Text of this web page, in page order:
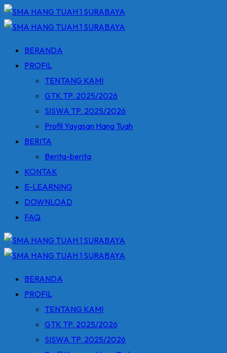
Skip
to
BERANDA
PROFIL
TENTANG KAMI
GTK TP. 2025/2026
SISWA TP. 2025/2026
Profil Yayasan Hang Tuah
BERITA
Berita-berita
KONTAK
E-LEARNING
DOWNLOAD
FAQ
BERANDA
PROFIL
TENTANG KAMI
GTK TP. 2025/2026
SISWA TP. 2025/2026